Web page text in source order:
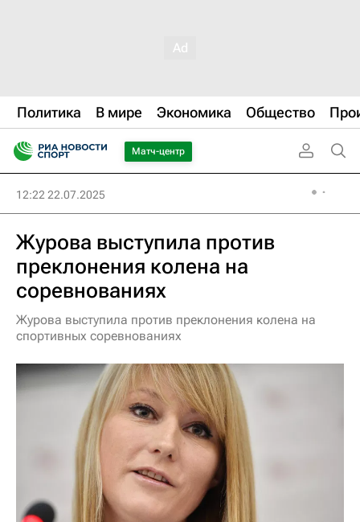
Политика В мире Экономика Общество
Матч-центр
12:22 22.07.2025
Журова выступила против
преклонения колена на
соревнованиях
Журова выступила против преклонения колена на
спортивных соревнованиях